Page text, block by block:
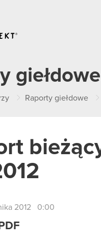
giełdowe
Raporty giełdowe
2012 0:00